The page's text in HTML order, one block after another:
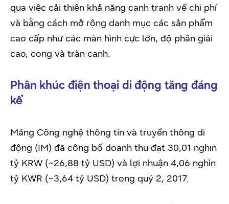
qua việc cải thiện khả năng cạnh tranh về chi phí
và bằng cách mở rộng danh mục các sản phẩm
cao cấp như các màn hình cực lớn, độ phân giải
cao, cong và tràn cạnh.
Phân khúc điện thoại di động tăng đáng
kể
Mảng Công nghệ thông tin và truyền thông di
động (IM) đã công bố doanh thu đạt 30,01 nghin
tỷ KRW (~26,88 tỷ USD) và lợi nhuận 4,06 nghìn
tỷ KWR (~3,64 tỷ USD) trong quý 2, 2017.